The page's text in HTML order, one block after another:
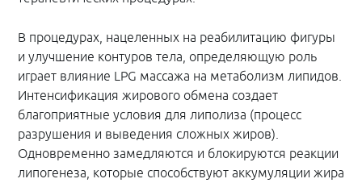
В процедурах, нацеленных на реабилитацию фигуры
и улучшение контуров тела, определяющую роль
играет влияние LPG массажа на метаболизм липидов.
Интенсификация жирового обмена создает
благоприятные условия для липолиза (процесс
разрушения и выведения сложных жиров).
Одновременно замедляются и блокируются реакции
липогенеза, которые способствуют аккумуляции жира